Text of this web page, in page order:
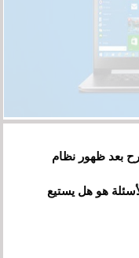
بعد ظهور نظام
هو هل يستيع